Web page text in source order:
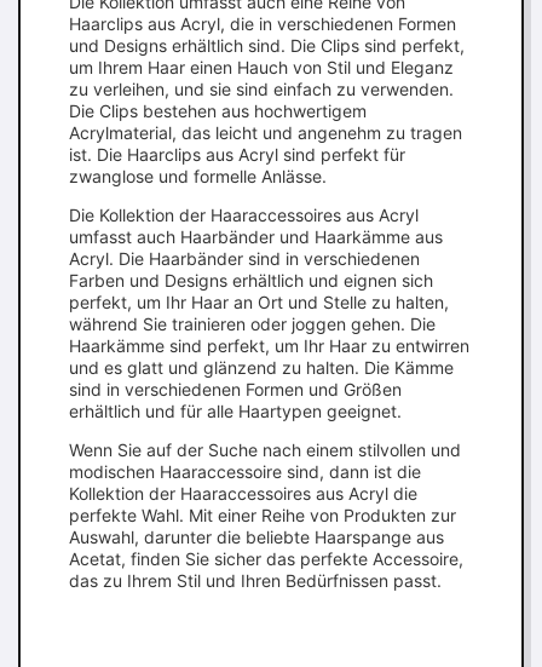
Haarclips aus Acryl, die in verschiedenen Formen
und Designs erhältlich sind. Die Clips sind perfekt,
um Ihrem Haar einen Hauch von Stil und Eleganz
zu verleihen, und sie sind einfach zu verwenden.
Die Clips bestehen aus hochwertigem
Acrylmaterial, das leicht und angenehm zu tragen
ist. Die Haarclips aus Acryl sind perfekt für
zwanglose und formelle Anlässe.
Die Kollektion der Haaraccessoires aus Acryl
umfasst auch Haarbänder und Haarkämme aus
Acryl. Die Haarbänder sind in verschiedenen
Farben und Designs erhältlich und eignen sich
perfekt, um Ihr Haar an Ort und Stelle zu halten,
während Sie trainieren oder joggen gehen. Die
Haarkämme sind perfekt, um Ihr Haar zu entwirren
und es glatt und glänzend zu halten. Die Kämme
sind in verschiedenen Formen und Größen
erhältlich und für alle Haartypen geeignet.
Wenn Sie auf der Suche nach einem stilvollen und
modischen Haaraccessoire sind, dann ist die
Kollektion der Haaraccessoires aus Acryl die
perfekte Wahl. Mit einer Reihe von Produkten zur
Auswahl, darunter die beliebte Haarspange aus
Acetat, finden Sie sicher das perfekte Accessoire,
das zu Ihrem Stil und Ihren Bedürfnissen passt.